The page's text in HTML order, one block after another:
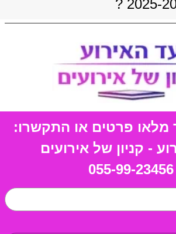
מלאו פרטים או התקשרו:
- קניון של אירועים
055-99-23456